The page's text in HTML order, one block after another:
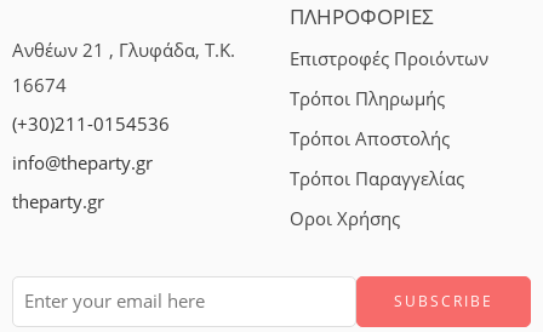
Ανθέων 21 , Γλυφάδα, Τ.Κ.
16674
(+30)211-0154536
info@theparty.gr
theparty.gr
ΠΛΗΡΟΦΟΡΙΕΣ
Επιστροφές Προιόντων
Τρόποι Πληρωμής
Τρόποι Αποστολής
Τρόποι Παραγγελίας
Οροι Χρήσης